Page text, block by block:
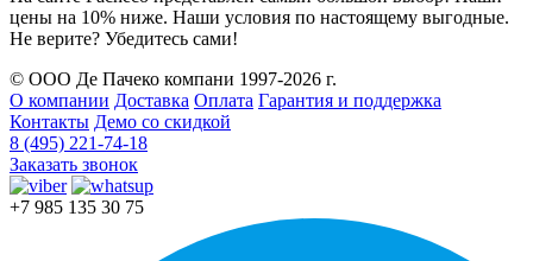
цены на 10% ниже. Наши условия по настоящему выгодные.
Не верите? Убедитесь сами!
© ООО Де Пачеко компани 1997-2026 г.
О компании Доставка Оплата Гарантия и поддержка
Контакты Демо со скидкой
8 (495) 221-74-18
Заказать звонок
+7 985 135 30 75